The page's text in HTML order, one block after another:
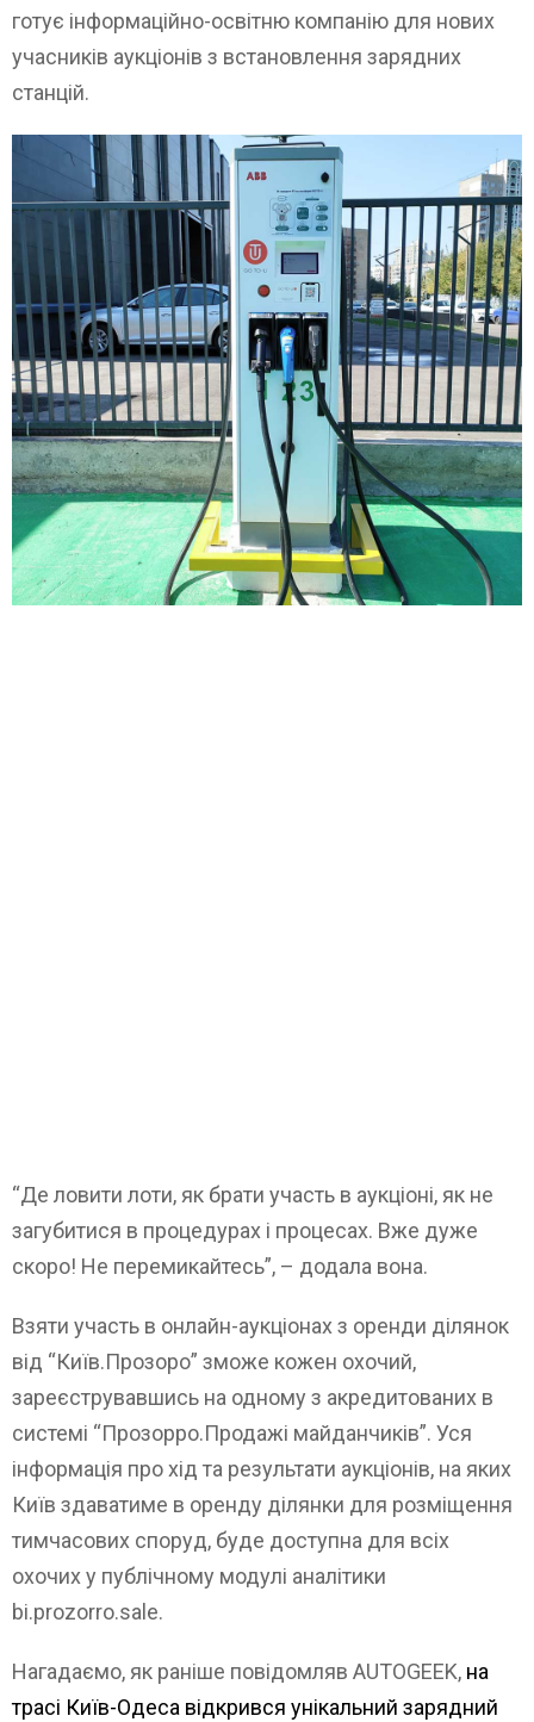
готує інформаційно-освітню компанію для нових
учасників аукціонів з встановлення зарядних
станцій.
“Де ловити лоти, як брати участь в аукціоні, як не
загубитися в процедурах і процесах. Вже дуже
скоро! Не перемикайтесь”, – додала вона.
Взяти участь в онлайн-аукціонах з оренди ділянок
від “Київ.Прозоро” зможе кожен охочий,
зареєструвавшись на одному з акредитованих в
системі “Прозорро.Продажі майданчиків”. Уся
інформація про хід та результати аукціонів, на яких
Київ здаватиме в оренду ділянки для розміщення
тимчасових споруд, буде доступна для всіх
охочих у публічному модулі аналітики
bi.prozorro.sale.
Нагадаємо, як раніше повідомляв AUTOGEEK, на
трасі Київ-Одеса відкрився унікальний зарядний